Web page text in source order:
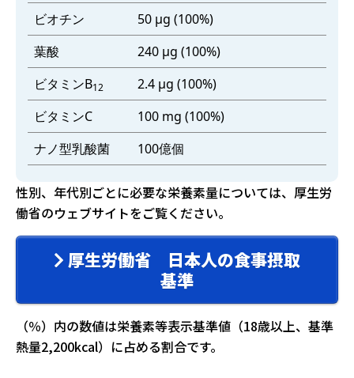
ビオチン
50 μg (100%)
葉酸
240 μg (100%)
ビタミンB12
2.4 μg (100%)
ビタミンC
100 mg (100%)
ナノ型乳酸菌
100億個
性別、年代別ごとに必要な栄養素量については、厚生労
働省のウェブサイトをご覧ください。
厚生労働省 日本人の食事摂取
基準
（％）内の数値は栄養素等表示基準値（18歳以上、基準
熱量2,200kcal）に占める割合です。